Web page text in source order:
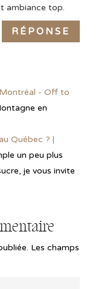
ambiance top.
RÉPONSE
- Off to
en
Québec ? |
un peu plus
je vous invite
Les champs